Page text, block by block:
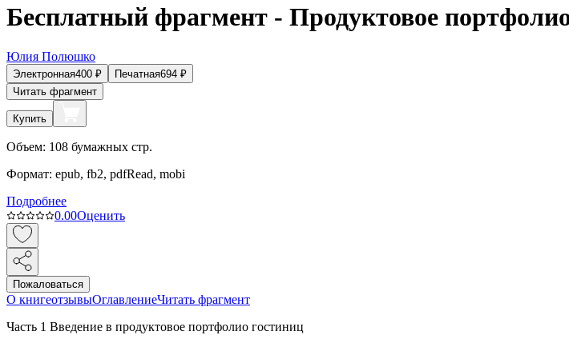
Бесплатный фрагмент - Продуктовое
Юлия Полюшко
Электронная400 ₽ Печатная694 ₽
Читать фрагмент
Купить
Объем: 108 бумажных стр.
Формат: epub, fb2, pdfRead, mobi
Подробнее
0.00Оценить
Пожаловаться
О книгеотзывыОглавлениеЧитать фрагмент
Часть 1 Введение в продуктовое портфолио гостиниц